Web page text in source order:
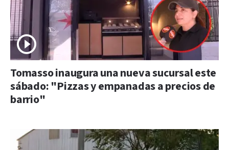
Tomasso inaugura una nueva sucursal este
sábado: "Pizzas y empanadas a precios de
barrio"